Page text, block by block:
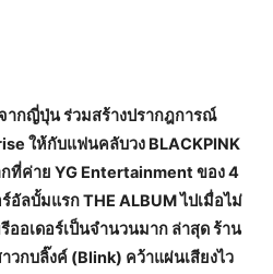
ากญี่ปุ่น ร่วมสร้างปรากฎการณ์
ให้กับแฟนคลับวง BLACKPINK
ที่ค่าย YG Entertainment ของ 4
อัลบั้มแรก THE ALBUM ไปเมื่อไม่
อเดอร์เป็นจำนวนมาก ล่าสุด ร้าน
กบลิ๊งค์ (Blink) คว้าแผ่นเสียงไว